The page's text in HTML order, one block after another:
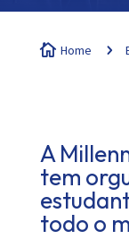
 Home 5
A
tem
todo o